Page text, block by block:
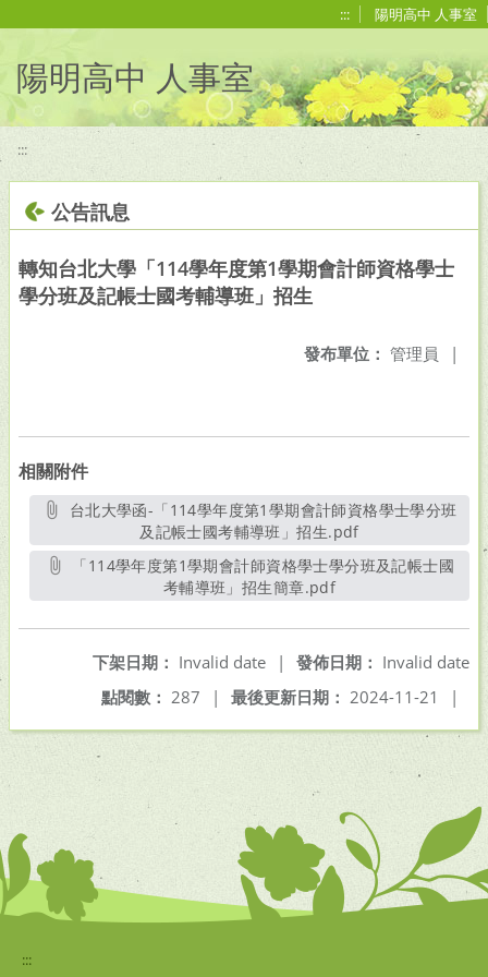
::: 陽明高中 人事室
陽明高中 人事室
:::
公告訊息
轉知台北大學「114學年度第1學期會計師資格學士
學分班及記帳士國考輔導班」招生
發布單位： 管理員 |
相關附件
及記帳士國考輔導班」招生.pdf另開新視窗
考輔導班」招生簡章.pdf另開新視窗
發佈日期： Invalid date
下架日期： Invalid date
|
最後更新日期： 2024-11-21 |
點閱數： 287 |
:::